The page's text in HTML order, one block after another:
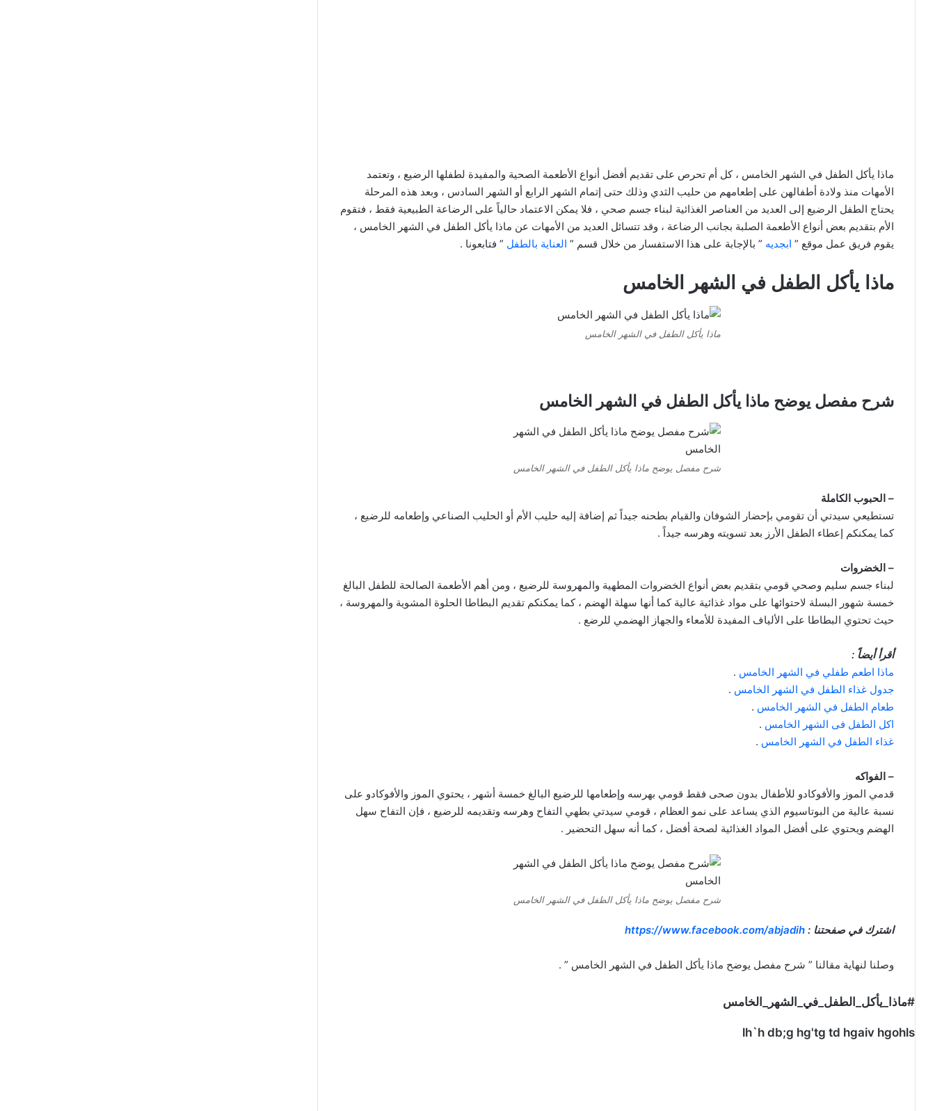
ماذا يأكل الطفل في الشهر الخامس ، كل أم تحرص على تقديم أفضل أنواع الأطعمة الصحية والمفيدة لطفلها الرضيع ، وتعتمد
الأمهات منذ ولادة أطفالهن على إطعامهم من حليب الثدي وذلك حتى إتمام الشهر الرابع أو الشهر السادس ، وبعد هذه المرحلة
يحتاج الطفل الرضيع إلى العديد من العناصر الغذائية لبناء جسم صحي ، فلا يمكن الاعتماد حالياً على الرضاعة الطبيعية فقط ، فتقوم
الأم بتقديم بعض أنواع الأطعمة الصلبة بجانب الرضاعة ، وقد تتسائل العديد من الأمهات عن ماذا يأكل الطفل في الشهر الخامس ،
يقوم فريق عمل موقع ” ابجديه ” بالإجابة على هذا الاستفسار من خلال قسم ” العناية بالطفل ” فتابعونا .
ماذا يأكل الطفل في الشهر الخامس
ماذا يأكل الطفل في الشهر الخامس
شرح مفصل يوضح ماذا يأكل الطفل في الشهر الخامس
شرح مفصل يوضح ماذا يأكل الطفل في الشهر الخامس
– الحبوب الكاملة
تستطيعي سيدتي أن تقومي بإحضار الشوفان والقيام بطحنه جيداً ثم إضافة إليه حليب الأم أو الحليب الصناعي وإطعامه للرضيع ،
كما يمكنكم إعطاء الطفل الأرز بعد تسويته وهرسه جيداً .
– الخضروات
لبناء جسم سليم وصحي قومي بتقديم بعض أنواع الخضروات المطهية والمهروسة للرضيع ، ومن أهم الأطعمة الصالحة للطفل البالغ
خمسة شهور البسلة لاحتوائها على مواد غذائية عالية كما أنها سهلة الهضم ، كما يمكنكم تقديم البطاطا الحلوة المشوية والمهروسة ،
حيث تحتوي البطاطا على الألياف المفيدة للأمعاء والجهاز الهضمي للرضع .
أقرأ أيضاً :
ماذا اطعم طفلي في الشهر الخامس .
جدول غذاء الطفل في الشهر الخامس .
طعام الطفل في الشهر الخامس .
اكل الطفل فى الشهر الخامس .
غذاء الطفل في الشهر الخامس .
– الفواكه
قدمي الموز والأفوكادو للأطفال بدون صحى فقط قومي بهرسه وإطعامها للرضيع البالغ خمسة أشهر ، يحتوي الموز والأفوكادو على
نسبة عالية من البوتاسيوم الذي يساعد على نمو العظام ، قومي سيدتي بطهي التفاح وهرسه وتقديمه للرضيع ، فإن التفاح سهل
الهضم ويحتوي على أفضل المواد الغذائية لصحة أفضل ، كما أنه سهل التحضير .
شرح مفصل يوضح ماذا يأكل الطفل في الشهر الخامس
اشترك في صفحتنا :https://www.facebook.com/abjadih
وصلنا لنهاية مقالنا ” شرح مفصل يوضح ماذا يأكل الطفل في الشهر الخامس ” .
#ماذا_يأكل_الطفل_في_الشهر_الخامس
lh`h db;g hg'tg td hgaiv hgohls